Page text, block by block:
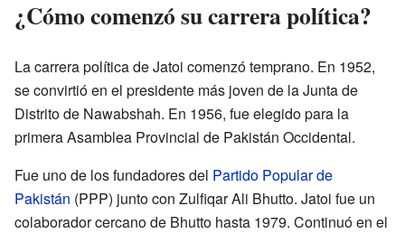
¿Cómo comenzó su carrera política?
La carrera política de Jatoi comenzó temprano. En 1952,
se convirtió en el presidente más joven de la Junta de
Distrito de Nawabshah. En 1956, fue elegido para la
primera Asamblea Provincial de Pakistán Occidental.
Fue uno de los fundadores del Partido Popular de
Pakistán (PPP) junto con Zulfiqar Ali Bhutto. Jatoi fue un
colaborador cercano de Bhutto hasta 1979. Continuó en el